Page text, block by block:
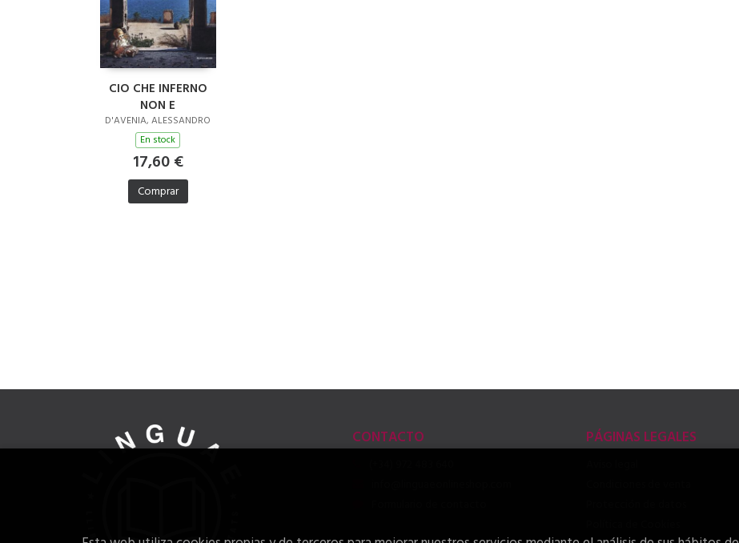
CIO CHE INFERNO
NON E
D'AVENIA, ALESSANDRO
En stock
17,60 €
Comprar
CONTACTO PÁGINAS LEGALES